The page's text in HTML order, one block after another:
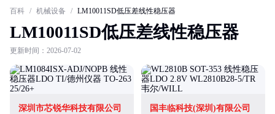
百科 / 机械设备 / LM10011SD低压差线性稳压器
LM10011SD低压差线性稳压器
更新时间：2026-07-02
深圳市芯锐华科技有限公司 国丰临科技(深圳)有限公司